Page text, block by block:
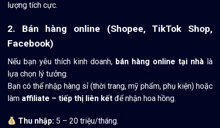
lượng tích cực.
2. Bán hàng online (Shopee, TikTok Shop,
Facebook)
Nếu bạn yêu thích kinh doanh, bán hàng online tại nhà là
lựa chọn lý tưởng.
Bạn có thể nhập hàng sỉ (thời trang, mỹ phẩm, phụ kiện) hoặc
làm affiliate – tiếp thị liên kết để nhận hoa hồng.
Thu nhập: 5 – 20 triệu/tháng.